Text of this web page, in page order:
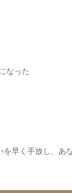
なった
早く⼿放し、あ